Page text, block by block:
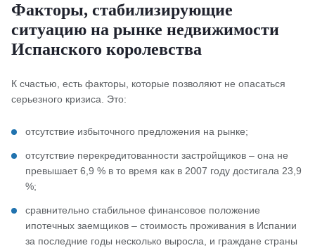
Факторы, стабилизирующие
ситуацию на рынке недвижимости
Испанского королевства
К счастью, есть факторы, которые позволяют не опасаться
серьезного кризиса. Это:
отсутствие избыточного предложения на рынке;
отсутствие перекредитованности застройщиков – она не
превышает 6,9 % в то время как в 2007 году достигала 23,9
%;
сравнительно стабильное финансовое положение
ипотечных заемщиков – стоимость проживания в Испании
за последние годы несколько выросла, и граждане страны